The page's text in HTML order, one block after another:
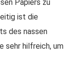
Papiers zu
ist die
des nassen
sehr hilfreich, um